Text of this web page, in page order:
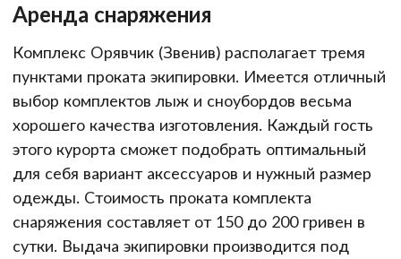
Аренда снаряжения
Комплекс Орявчик (Звенив) располагает тремя
пунктами проката экипировки. Имеется отличный
выбор комплектов лыж и сноубордов весьма
хорошего качества изготовления. Каждый гость
этого курорта сможет подобрать оптимальный
для себя вариант аксессуаров и нужный размер
одежды. Стоимость проката комплекта
снаряжения составляет от 150 до 200 гривен в
сутки. Выдача экипировки производится под